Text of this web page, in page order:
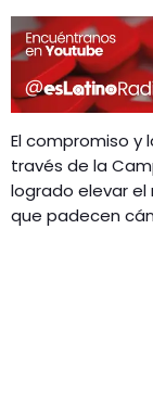
El compromiso y
través de la
logrado elevar el
que padecen